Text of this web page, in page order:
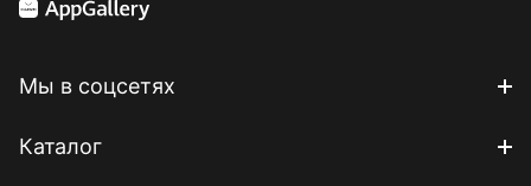
Мы в соцсетях
Каталог